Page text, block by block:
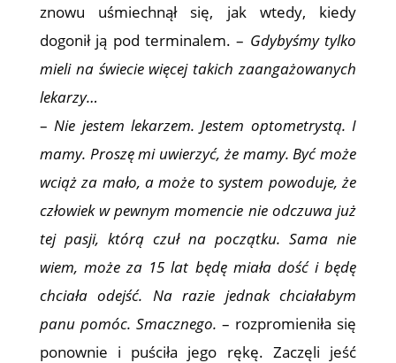
znowu uśmiechnął się, jak wtedy, kiedy
dogonił ją pod terminalem. – Gdybyśmy tylko
mieli na świecie więcej takich zaangażowanych
lekarzy…
–Nie jestem lekarzem. Jestem optometrystą. I
mamy. Proszę mi uwierzyć, że mamy. Być może
wciąż za mało, a może to system powoduje, że
człowiek w pewnym momencie nie odczuwa już
tej pasji, którą czuł na początku. Sama nie
wiem, może za 15 lat będę miała dość i będę
chciała odejść. Na razie jednak chciałabym
panu pomóc. Smacznego. – rozpromieniła się
ponownie i puściła jego rękę. Zaczęli jeść